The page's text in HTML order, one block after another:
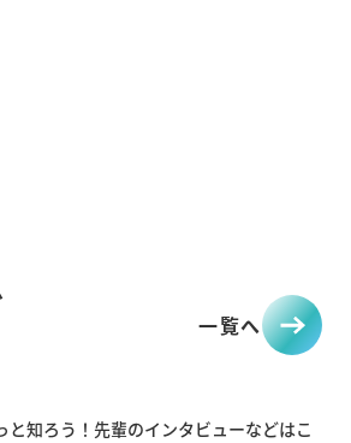
一覧へ
と知ろう！先輩のインタビューなどはこ